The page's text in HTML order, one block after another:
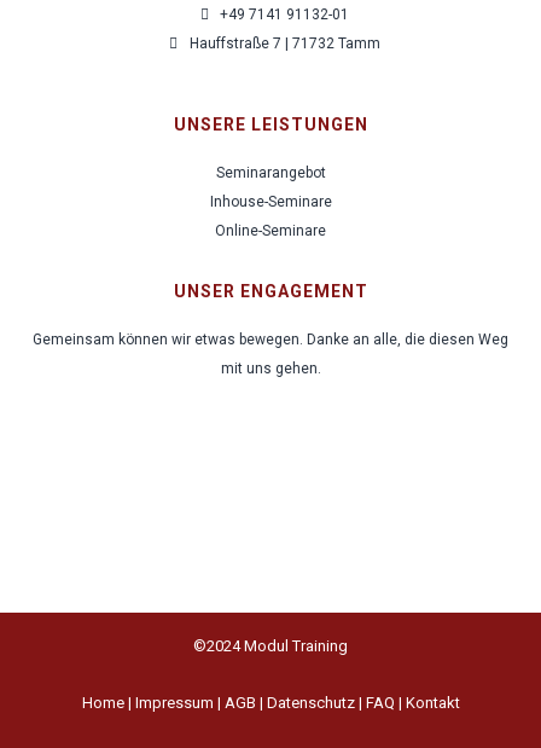
+49 7141 91132-01
Hauffstraße 7 | 71732 Tamm
UNSERE LEISTUNGEN
Seminarangebot
Inhouse-Seminare
Online-Seminare
UNSER ENGAGEMENT
Gemeinsam können wir etwas bewegen. Danke an alle, die diesen Weg
mit uns gehen.
©2024 Modul Training
Home| Impressum | AGB | Datenschutz| FAQ | Kontakt